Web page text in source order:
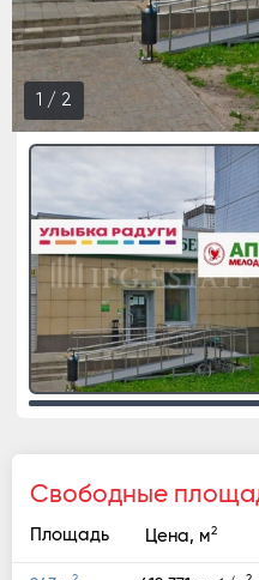
1 / 2
Свободные
Площадь Цена, м2